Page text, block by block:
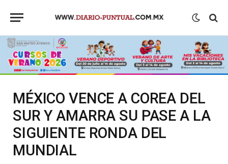
MÉXICO VENCE A COREA DEL
SUR Y AMARRA SU PASE A LA
SIGUIENTE RONDA DEL
MUNDIAL